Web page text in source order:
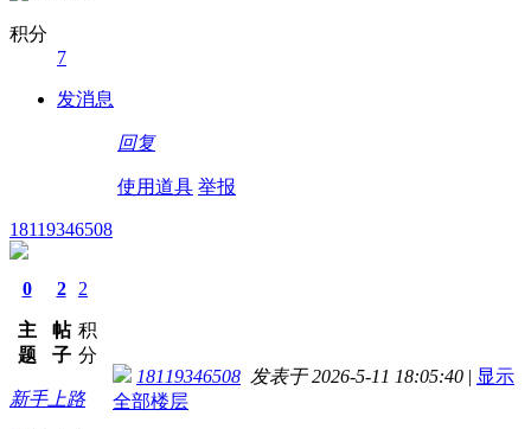
积分
7
发消息
回复
使用道具 举报
18119346508
0
主
题
2
帖
子
2
积
分
新手上路
18119346508 发表于 2026-5-11 18:05:40 | 显示
全部楼层